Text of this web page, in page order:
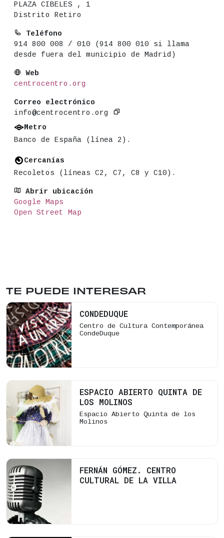
PLAZA CIBELES , 1
Distrito Retiro
Teléfono
914 800 008 / 010 (914 800 010 si llama
desde fuera del municipio de Madrid)
Web
centrocentro.org
Correo electrónico
info@centrocentro.org
Metro
Banco de España (línea 2).
Cercanías
Recoletos (líneas C2, C7, C8 y C10).
Abrir ubicación
Google Maps
Open Street Map
TE PUEDE INTERESAR
CONDEDUQUE
Centro de Cultura Contemporánea
CondeDuque
Donde duermen
los tejidos
ESPACIO ABIERTO QUINTA DE
LOS MOLINOS
Espacio Abierto Quinta de los
Molinos
FERNÁN GÓMEZ. CENTRO
CULTURAL DE LA VILLA